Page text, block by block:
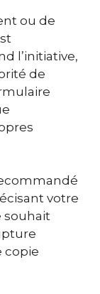
ou de
l’initiative,
de
votre
souhait
copie